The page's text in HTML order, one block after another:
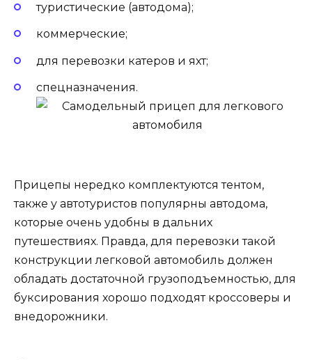
туристические (автодома);
коммерческие;
для перевозки катеров и яхт;
спецназначения.
Прицепы нередко комплектуются тентом,
также у автотуристов популярны автодома,
которые очень удобны в дальних
путешествиях. Правда, для перевозки такой
конструкции легковой автомобиль должен
обладать достаточной грузоподъемностью, для
буксирования хорошо подходят кроссоверы и
внедорожники.